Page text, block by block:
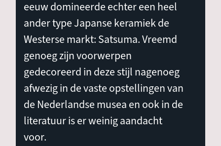
eeuw domineerde echter een heel
ander type Japanse keramiek de
Westerse markt: Satsuma. Vreemd
genoeg zijn voorwerpen
gedecoreerd in deze stijl nagenoeg
afwezig in de vaste opstellingen van
de Nederlandse musea en ook in de
literatuur is er weinig aandacht
voor.